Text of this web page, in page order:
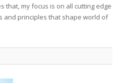
that, my focus is on all cutting edge
and principles that shape world of